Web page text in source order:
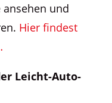
ansehen und
Hier findest
Leicht-Auto-